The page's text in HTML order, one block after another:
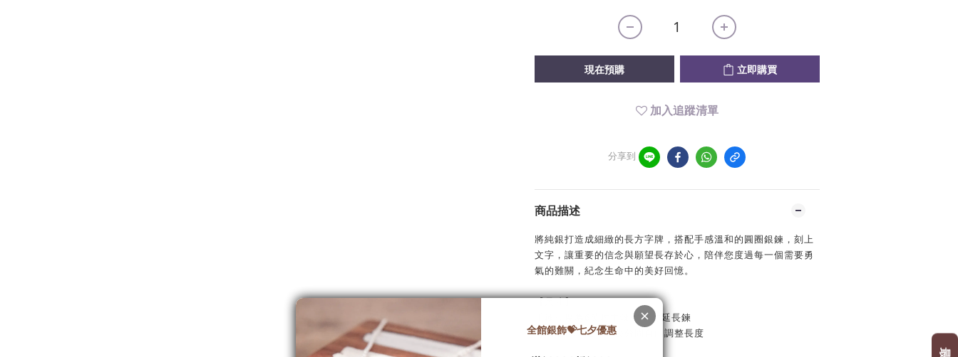
現在預購 立即購買
加入追蹤清單
分享到
商品描述
將純銀打造成細緻的長方字牌，搭配手感溫和的圓圈銀鍊，刻上
文字，讓重要的信念與願望長存於心，陪伴您度過每一個需要勇
氣的難關，紀念生命中的美好回憶。
【尺寸】
手鍊長度為6英吋主鍊+1英吋延長鍊
可以在15.2至17.5公分間自由調整長度